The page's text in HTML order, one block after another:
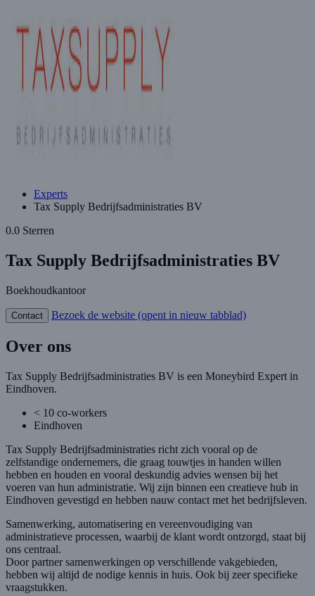
Experts
Tax Supply Bedrijfsadministraties BV
0.0 Sterren
Tax Supply Bedrijfsadministraties BV
Boekhoudkantoor
Contact Bezoek de website (opent in nieuw tabblad)
Over ons
Tax Supply Bedrijfsadministraties BV is een Moneybird Expert in
Eindhoven.
< 10 co-workers
Eindhoven
Tax Supply Bedrijfsadministraties richt zich vooral op de
zelfstandige ondernemers, die graag touwtjes in handen willen
hebben en houden en vooral deskundig advies wensen bij het
voeren van hun administratie. Wij zijn binnen een creatieve hub in
Eindhoven gevestigd en hebben nauw contact met het bedrijfsleven.
Samenwerking, automatisering en vereenvoudiging van
administratieve processen, waarbij de klant wordt ontzorgd, staat bij
ons centraal.
Door partner samenwerkingen op verschillende vakgebieden,
hebben wij altijd de nodige kennis in huis. Ook bij zeer specifieke
vraagstukken.